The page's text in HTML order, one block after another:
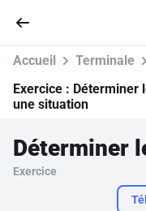
Parcourir
Accueil Terminale
Exercice : Déterminer
une situation
Exercice